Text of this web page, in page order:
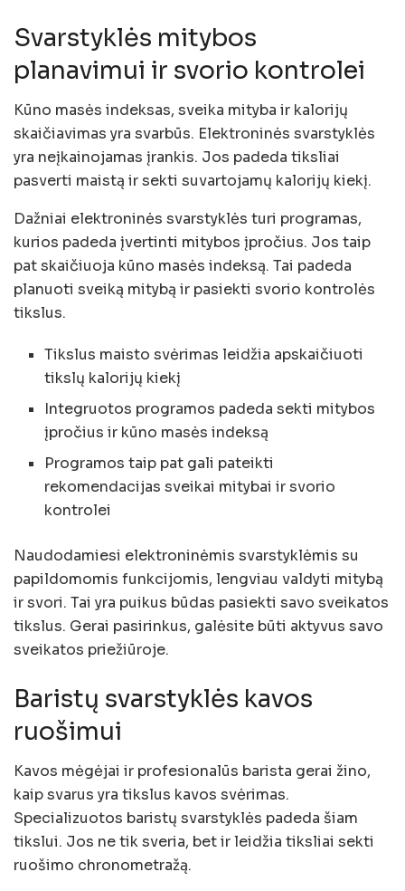
Svarstyklės mitybos
planavimui ir svorio kontrolei
Kūno masės indeksas, sveika mityba ir kalorijų
skaičiavimas yra svarbūs. Elektroninės svarstyklės
yra neįkainojamas įrankis. Jos padeda tiksliai
pasverti maistą ir sekti suvartojamų kalorijų kiekį.
Dažniai elektroninės svarstyklės turi programas,
kurios padeda įvertinti mitybos įpročius. Jos taip
pat skaičiuoja kūno masės indeksą. Tai padeda
planuoti sveiką mitybą ir pasiekti svorio kontrolės
tikslus.
Tikslus maisto svėrimas leidžia apskaičiuoti
tikslų kalorijų kiekį
Integruotos programos padeda sekti mitybos
įpročius ir kūno masės indeksą
Programos taip pat gali pateikti
rekomendacijas sveikai mitybai ir svorio
kontrolei
Naudodamiesi elektroninėmis svarstyklėmis su
papildomomis funkcijomis, lengviau valdyti mitybą
ir svori. Tai yra puikus būdas pasiekti savo sveikatos
tikslus. Gerai pasirinkus, galėsite būti aktyvus savo
sveikatos priežiūroje.
Baristų svarstyklės kavos
ruošimui
Kavos mėgėjai ir profesionalūs barista gerai žino,
kaip svarus yra tikslus kavos svėrimas.
Specializuotos baristų svarstyklės padeda šiam
tikslui. Jos ne tik sveria, bet ir leidžia tiksliai sekti
ruošimo chronometražą.